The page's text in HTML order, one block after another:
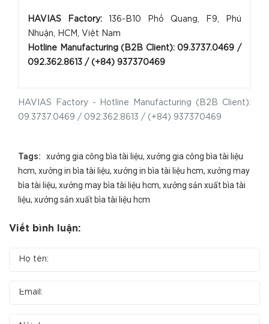
HAVIAS Factory - Hotline Manufacturing (B2B Client):
09.3737.0469 / 092.362.8613 / (+84) 937370469
HAVIAS Factory:
136-B10 Phổ Quang, F9, Phú
Nhuận, HCM, Việt Nam
Hotline Manufacturing (B2B Client): 09.3737.0469 /
092.362.8613 / (+84) 937370469
Tags: xưởng gia công bìa tài liệu, xưởng gia công bìa tài liệu
hcm, xưởng in bìa tài liệu, xưởng in bìa tài liệu hcm, xưởng may
bìa tài liệu, xưởng may bìa tài liệu hcm, xưởng sản xuất bìa tài
liệu, xưởng sản xuất bìa tài liệu hcm
Viết bình luận: